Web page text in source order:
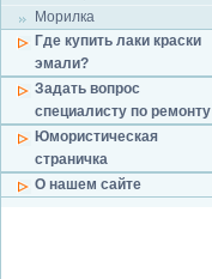
Морилка
Где купить лаки краски
эмали?
Задать вопрос
специалисту по ремонту
Юмористическая
страничка
О нашем сайте